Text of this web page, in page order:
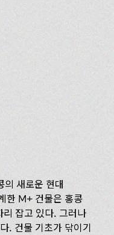
의 새로운 현대
한 M+ 건물은 홍콩
리 잡고 있다. 그러나
. 건물 기초가 닦이기